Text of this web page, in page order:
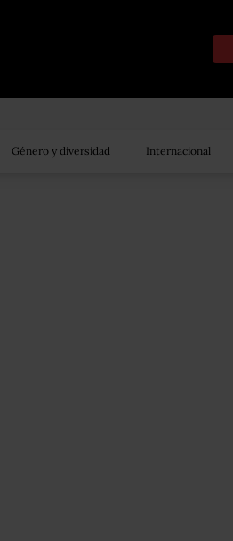
Género y diversidad Internacional